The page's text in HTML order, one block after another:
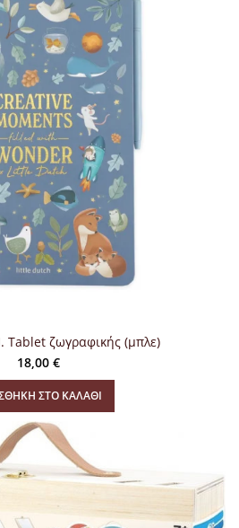
Tablet ζωγραφικής (μπλε)
18,00 €
ΣΤΟ ΚΑΛΆΘΙ